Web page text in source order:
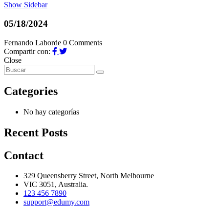
Show Sidebar
05/18/2024
Fernando Laborde 0 Comments
Compartir con:
Close
Categories
No hay categorías
Recent Posts
Contact
329 Queensberry Street, North Melbourne
VIC 3051, Australia.
123 456 7890
support@edumy.com